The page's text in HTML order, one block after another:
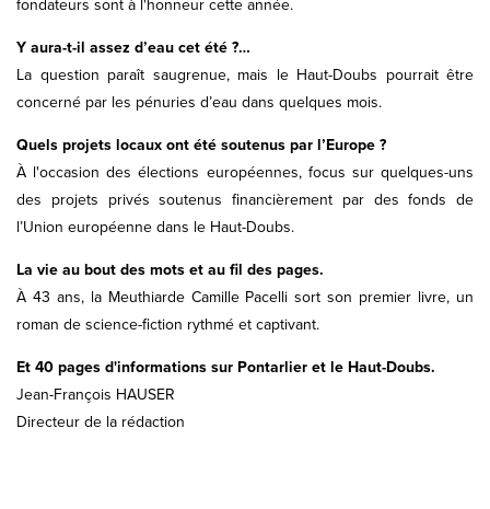
fondateurs sont à l'honneur cette année.
Y aura-t-il assez d’eau cet été ?…
La question paraît saugrenue, mais le Haut-Doubs pourrait être
concerné par les pénuries d’eau dans quelques mois.
Quels projets locaux ont été soutenus par l’Europe ?
À l'occasion des élections européennes, focus sur quelques-uns
des projets privés soutenus financièrement par des fonds de
l’Union européenne dans le Haut-Doubs.
La vie au bout des mots et au fil des pages.
À 43 ans, la Meuthiarde Camille Pacelli sort son premier livre, un
roman de science-fiction rythmé et captivant.
Et 40 pages d'informations sur Pontarlier et le Haut-Doubs.
Jean-François HAUSER
Directeur de la rédaction